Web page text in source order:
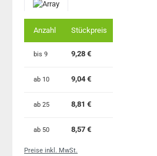
Anzahl Stückpreis
bis 9 9,28 €
ab 10 9,04 €
ab 25 8,81 €
ab 50 8,57 €
Preise inkl. MwSt.